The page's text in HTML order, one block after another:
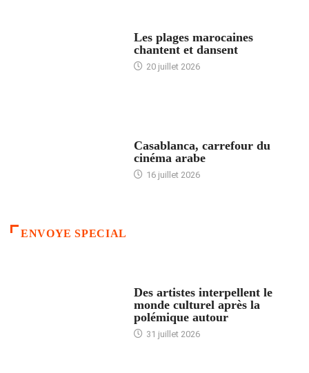
Les plages marocaines
chantent et dansent
20 juillet 2026
Casablanca, carrefour du
cinéma arabe
16 juillet 2026
ENVOYE SPECIAL
Des artistes interpellent le
monde culturel après la
polémique autour
31 juillet 2026